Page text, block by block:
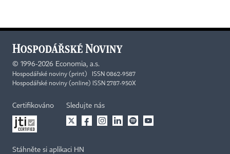
© 1996-2026 Economia, a.s.
Hospodářské noviny (print) ISSN 0862-9587
Hospodářské noviny (online) ISSN 2787-950X
Certifikováno Sledujte nás
Stáhněte si aplikaci HN